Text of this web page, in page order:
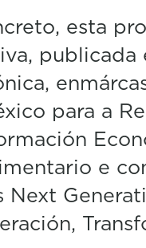
esta
publicada
para a
e
Next